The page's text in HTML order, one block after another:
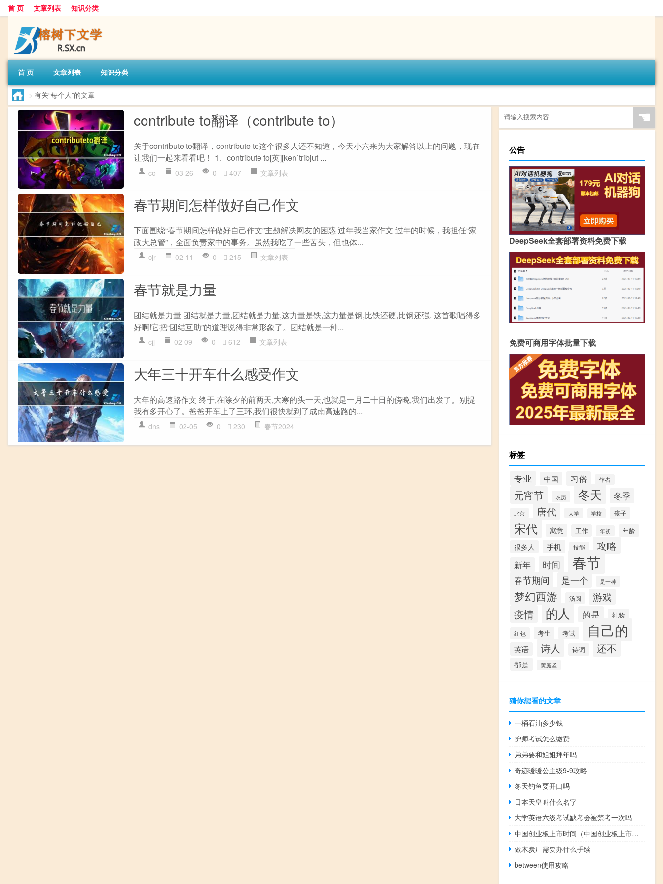
首 页 文章列表 知识分类
首 页 文章列表 知识分类
> 有关“每个人”的文章
contribute to翻译（contribute to）
关于contribute to翻译，contribute to这个很多人还不知道，今天小六来为大家解答以上的问题，现在
让我们一起来看看吧！ 1、contribute to[英][kənˈtribjut ...
co 03-26 0 407 文章列表
春节期间怎样做好自己作文
下面围绕“春节期间怎样做好自己作文”主题解决网友的困惑 过年我当家作文 过年的时候，我担任“家
政大总管”，全面负责家中的事务。虽然我吃了一些苦头，但也体...
cjr 02-11 0 215 文章列表
春节就是力量
团结就是力量 团结就是力量,团结就是力量,这力量是铁,这力量是钢,比铁还硬,比钢还强. 这首歌唱得多
好啊!它把“团结互助”的道理说得非常形象了。团结就是一种...
cjj 02-09 0 612 文章列表
大年三十开车什么感受作文
大年的高速路作文 终于,在除夕的前两天,大寒的头一天,也就是一月二十日的傍晚,我们出发了。别提
我有多开心了。爸爸开车上了三环,我们很快就到了成南高速路的...
dns 02-05 0 230 春节2024
☚
公告
DeepSeek全套部署资料免费下载
免费可商用字体批量下载
标签
专业 中国 习俗 作者
元宵节 农历 冬天 冬季
北京 唐代 大学 学校 孩子
宋代 寓意 工作 年初 年龄
很多人 手机 技能 攻略
新年 时间 春节
春节期间 是一个 是一种
梦幻西游 汤圆 游戏
疫情 的人 的是 礼物
红包 考生 考试 自己的
英语 诗人 诗词 还不
都是 黄庭坚
猜你想看的文章
一桶石油多少钱
护师考试怎么缴费
弟弟要和姐姐拜年吗
奇迹暖暖公主级9-9攻略
冬天钓鱼要开口吗
日本天皇叫什么名字
大学英语六级考试缺考会被禁考一次吗
中国创业板上市时间（中国创业板上市条件）
做木炭厂需要办什么手续
between使用攻略